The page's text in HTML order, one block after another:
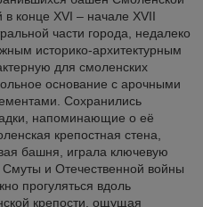
в конце XVI – начале XVII
части города, недалеко
историко-архитектурным
для смоленских
основание с арочными
Сохранились
напоминающие о её
крепостная стена,
башня, играла ключевую
и Отечественной войны
прогуляться вдоль
крепости, ощущая